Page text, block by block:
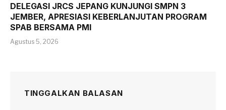
DELEGASI JRCS JEPANG KUNJUNGI SMPN 3
JEMBER, APRESIASI KEBERLANJUTAN PROGRAM
SPAB BERSAMA PMI
Agustus 5, 2026
TINGGALKAN BALASAN